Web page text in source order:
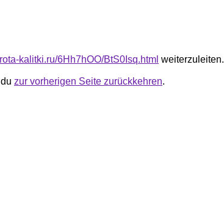
kalitki.ru/6Hh7hOO/BtS0Isq.html weiterzuleiten.
zur vorherigen Seite zurückkehren.